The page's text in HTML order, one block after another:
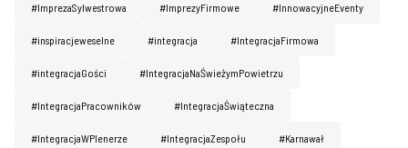
#ImprezaSylwestrowa #ImprezyFirmowe #InnowacyjneEventy
#inspiracjeweselne #integracja #IntegracjaFirmowa
#integracjaGości #IntegracjaNaŚwieżymPowietrzu
#IntegracjaPracowników #IntegracjaŚwiąteczna
#IntegracjaWPlenerze #IntegracjaZespołu #Karnawał